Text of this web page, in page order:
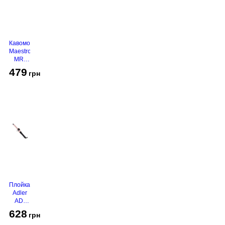
Кавомолка
Maestro
MR-
Grey
479 грн
Плойка
Adler
AD-
628 грн